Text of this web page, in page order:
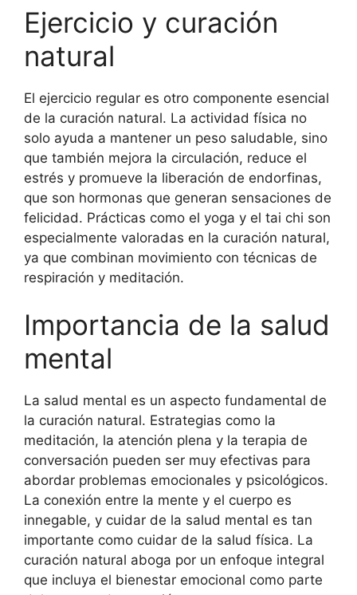
Ejercicio y curación
natural
El ejercicio regular es otro componente esencial
de la curación natural. La actividad física no
solo ayuda a mantener un peso saludable, sino
que también mejora la circulación, reduce el
estrés y promueve la liberación de endorfinas,
que son hormonas que generan sensaciones de
felicidad. Prácticas como el yoga y el tai chi son
especialmente valoradas en la curación natural,
ya que combinan movimiento con técnicas de
respiración y meditación.
Importancia de la salud
mental
La salud mental es un aspecto fundamental de
la curación natural. Estrategias como la
meditación, la atención plena y la terapia de
conversación pueden ser muy efectivas para
abordar problemas emocionales y psicológicos.
La conexión entre la mente y el cuerpo es
innegable, y cuidar de la salud mental es tan
importante como cuidar de la salud física. La
curación natural aboga por un enfoque integral
que incluya el bienestar emocional como parte